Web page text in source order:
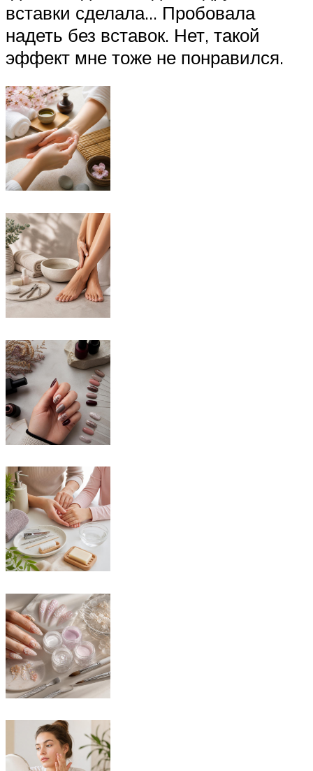
вставки сделала… Пробовала
надеть без вставок. Нет, такой
эффект мне тоже не понравился.